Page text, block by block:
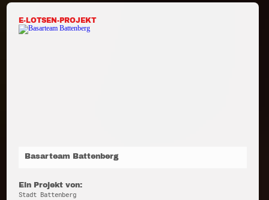
E-LOTSEN-PROJEKT
Basarteam Battenberg
Ein Projekt von:
Stadt Battenberg